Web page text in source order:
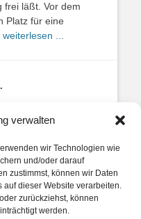
verwalten
wir Technologien wie
und/oder darauf
zustimmst, können wir Daten
dieser Website verarbeiten.
zurückziehst, können
werden.
frei läßt. Vor dem
Platz für eine
weiterlesen ...